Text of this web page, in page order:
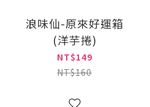
浪味仙-原來好運箱
(洋芋捲)
NT$149
NT$160